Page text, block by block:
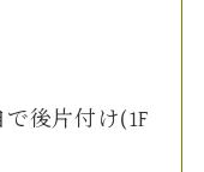
後片付け(1F